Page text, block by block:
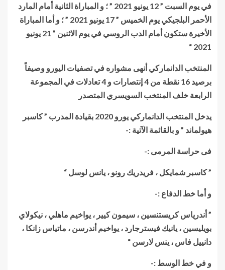
في يوم السبت ” 12 يونيو 2021 ” ؛ و المباراة الثانية أمام المارد
الأحمر البلجيكي يوم الخميس ” 17 يونيو 2021 ” ؛ و أما المباراة
الأخيرة ستكون أمام الدب الروسي في يوم الاثنين ” 21 يونيو
2021 “
المنتخب الدانماركي أنهى مشواره في تصفيات اليورو وصيفاً
برصيد 16 نقطة من 4 إنتصارات و 4 تعادلات في المجموعة
الرابعة خلف المنتخب السويسري المتصدر
يدخل المنتخب الدانماركي يورو 2020 بقيادة المدرب ” كاسبر
هيولماند ” و بالقائمة الآتية :-
فى حراسة المرمى :-
” كاسبر شمايكل ، فريدريك رونو ، يانس لوسل “
و أما خط الدفاع :-
” أندرياس كريستنسين ، سيمون كيير ، يواخيم ماهلي ، نيكولاي
بويليسين ، يانيك فيسترجارد ، يواخيم أندرسن ، ماتياس زانكا ،
دانييل فاس ، ينس لارسن “
و في خط الوسط :-